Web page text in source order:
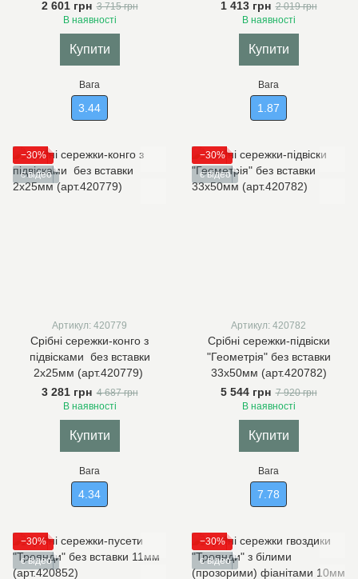
2 601 грн 3 715 грн
В наявності
Купити
Вага
3.44
1 413 грн 2 019 грн
В наявності
Купити
Вага
1.87
−30%
є відео
Артикул: 420779
Срібні сережки-конго з
підвісками без вставки
2х25мм (арт.420779)
3 281 грн 4 687 грн
В наявності
Купити
Вага
4.34
−30%
є відео
Артикул: 420782
Срібні сережки-підвіски
"Геометрія" без вставки
33х50мм (арт.420782)
5 544 грн 7 920 грн
В наявності
Купити
Вага
7.78
−30%
є відео
−30%
є відео